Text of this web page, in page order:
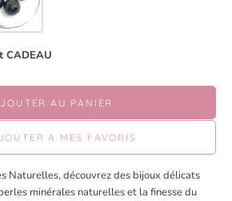
CADEAU
AU PANIER
A MES FAVORIS
Naturelles, découvrez des bijoux délicats
minérales naturelles et la finesse du